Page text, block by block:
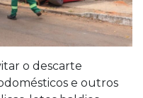
o descarte
e outros